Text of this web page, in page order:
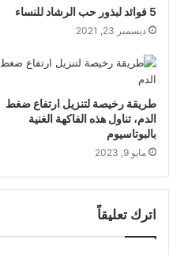
5 فوائد لبذور حب الرشاد للنساء
ديسمبر 23, 2021
طريقة رخيصة لتنزيل ارتفاع ضغط
الدم، تناول هذه الفاكهة الغنية
بالبوتاسيوم
مايو 9, 2023
اترك تعليقاً